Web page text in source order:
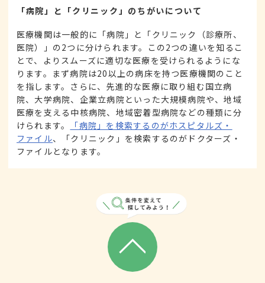
「病院」と「クリニック」のちがいについて
医療機関は一般的に「病院」と「クリニック（診療所、
医院）」の2つに分けられます。この2つの違いを知るこ
とで、よりスムーズに適切な医療を受けられるようにな
ります。まず病院は20以上の病床を持つ医療機関のこと
を指します。さらに、先進的な医療に取り組む国立病
院、大学病院、企業立病院といった大規模病院や、地域
医療を支える中核病院、地域密着型病院などの種類に分
けられます。
「病院」を検索するのがホスピタルズ・
ファイル、「クリニック」を検索するのがドクターズ・
ファイルとなります。